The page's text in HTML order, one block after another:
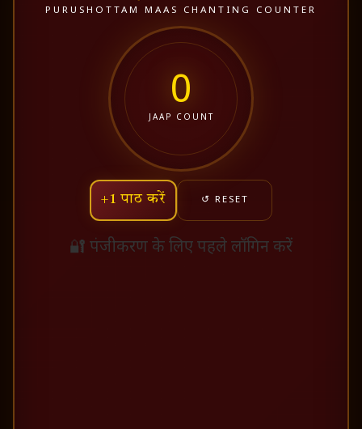
PURUSHOTTAM MAAS CHANTING COUNTER
0
JAAP COUNT
+1 पाठ करें ↺ RESET
🔐 पंजीकरण के लिए पहले लॉगिन करें